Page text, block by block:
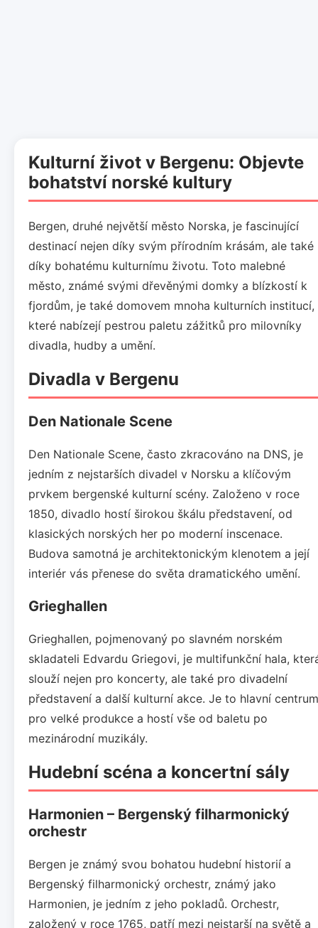
Kulturní život v Bergenu: Objevte
bohatství norské kultury
Bergen, druhé největší město Norska, je fascinující
destinací nejen díky svým přírodním krásám, ale také
díky bohatému kulturnímu životu. Toto malebné
město, známé svými dřevěnými domky a blízkostí k
fjordům, je také domovem mnoha kulturních institucí,
které nabízejí pestrou paletu zážitků pro milovníky
divadla, hudby a umění.
Divadla v Bergenu
Den Nationale Scene
Den Nationale Scene, často zkracováno na DNS, je
jedním z nejstarších divadel v Norsku a klíčovým
prvkem bergenské kulturní scény. Založeno v roce
1850, divadlo hostí širokou škálu představení, od
klasických norských her po moderní inscenace.
Budova samotná je architektonickým klenotem a její
interiér vás přenese do světa dramatického umění.
Grieghallen
Grieghallen, pojmenovaný po slavném norském
skladateli Edvardu Griegovi, je multifunkční hala,
slouží nejen pro koncerty, ale také pro divadelní
představení a další kulturní akce. Je to hlavní centrum
pro velké produkce a hostí vše od baletu po
mezinárodní muzikály.
Hudební scéna a koncertní sály
Harmonien – Bergenský filharmonický
orchestr
Bergen je známý svou bohatou hudební historií a
Bergenský filharmonický orchestr, známý jako
Harmonien, je jedním z jeho pokladů. Orchestr,
založený v roce 1765, patří mezi nejstarší na světě a